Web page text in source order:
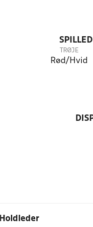
TRØJE
Rød/Hvid
Holdleder